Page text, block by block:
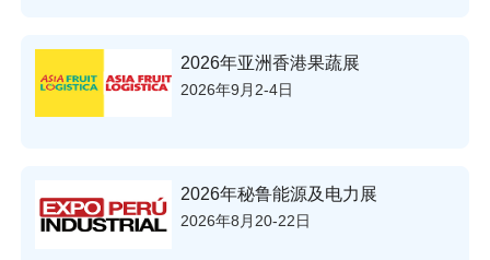
2026年亚洲香港果蔬展
2026年9月2-4日
2026年秘鲁能源及电力展
2026年8月20-22日